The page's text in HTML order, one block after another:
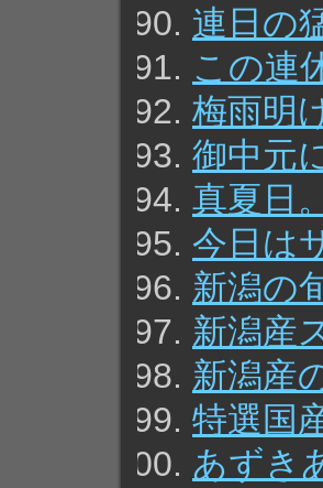
連日の
この連
梅雨明
御中元
真夏日。
今日は
新潟
新潟産
新潟産
特選国
あずき